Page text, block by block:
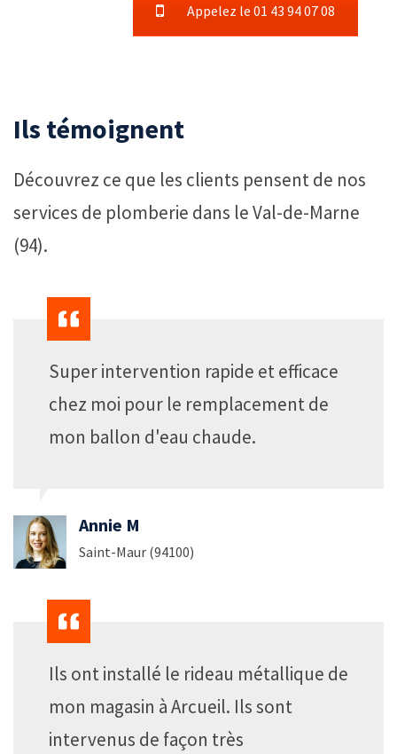
Appelez le 01 43 94 07 08
Ils témoignent
Découvrez ce que les clients pensent de nos
services de plomberie dans le Val-de-Marne
(94).
Super intervention rapide et efficace
chez moi pour le remplacement de
mon ballon d'eau chaude.
Annie M
Saint-Maur (94100)
Ils ont installé le rideau métallique de
mon magasin à Arcueil. Ils sont
intervenus de façon très